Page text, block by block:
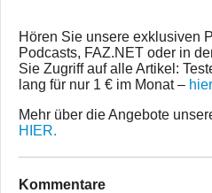
Hören Sie unsere exklusiven
Podcasts, FAZ.NET oder in
Sie Zugriff auf alle Artikel:
lang für nur 1 € im Monat –
Mehr über die Angebote
HIER.
Kommentare